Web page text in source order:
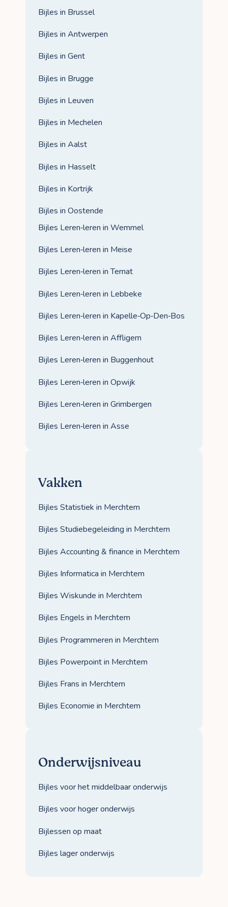
Bijles in Brussel
Bijles in Antwerpen
Bijles in Gent
Bijles in Brugge
Bijles in Leuven
Bijles in Mechelen
Bijles in Aalst
Bijles in Hasselt
Bijles in Kortrijk
Bijles in Oostende
Bijles Leren‑leren in Wemmel
Bijles Leren‑leren in Meise
Bijles Leren‑leren in Ternat
Bijles Leren‑leren in Lebbeke
Bijles Leren‑leren in Kapelle‑Op‑Den‑Bos
Bijles Leren‑leren in Affligem
Bijles Leren‑leren in Buggenhout
Bijles Leren‑leren in Opwijk
Bijles Leren‑leren in Grimbergen
Bijles Leren‑leren in Asse
Vakken
Bijles Statistiek in Merchtem
Bijles Studiebegeleiding in Merchtem
Bijles Accounting & finance in Merchtem
Bijles Informatica in Merchtem
Bijles Wiskunde in Merchtem
Bijles Engels in Merchtem
Bijles Programmeren in Merchtem
Bijles Powerpoint in Merchtem
Bijles Frans in Merchtem
Bijles Economie in Merchtem
Onderwijsniveau
Bijles voor het middelbaar onderwijs
Bijles voor hoger onderwijs
Bijlessen op maat
Bijles lager onderwijs